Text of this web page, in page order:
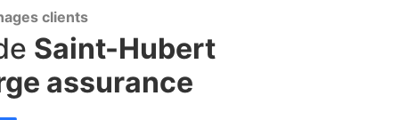
clients
Saint-Hubert
assurance